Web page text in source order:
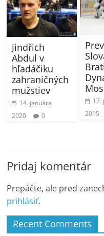
Jindřich
Abdul v
hľadáčiku
zahraničných
mužstiev
14. januára
2020
0
17.
2015
Pridaj komentár
Prepáčte, ale pred
prihlásiť.
Recent Comments